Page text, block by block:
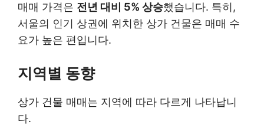
매매 가격은 전년 대비 5% 상승했습니다. 특히,
서울의 인기 상권에 위치한 상가 건물은 매매 수
요가 높은 편입니다.
지역별 동향
상가 건물 매매는 지역에 따라 다르게 나타납니
다.